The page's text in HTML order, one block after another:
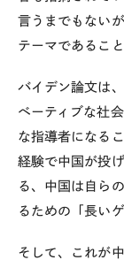
言うまでもない
テーマであるこ
バイデン論文は
ベーティブな社
な指導者になる
経験で中国が投
る、中国は自ら
るための「長い
そして、これが